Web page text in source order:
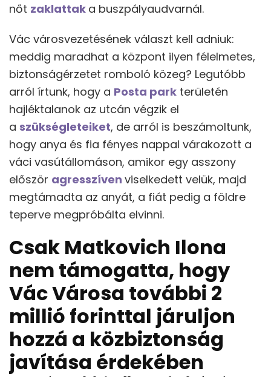
nőt zaklattak a buszpályaudvarnál.
Vác városvezetésének választ kell adniuk:
meddig maradhat a központ ilyen félelmetes,
biztonságérzetet romboló közeg? Legutóbb
arról írtunk, hogy a Posta park területén
hajléktalanok az utcán végzik el
a szükségleteiket, de arról is beszámoltunk,
hogy anya és fia fényes nappal várakozott a
váci vasútállomáson, amikor egy asszony
először agresszíven viselkedett velük, majd
megtámadta az anyát, a fiát pedig a földre
teperve megpróbálta elvinni.
Csak Matkovich Ilona
nem támogatta, hogy
Vác Városa további 2
millió forinttal járuljon
hozzá a közbiztonság
javítása érdekében